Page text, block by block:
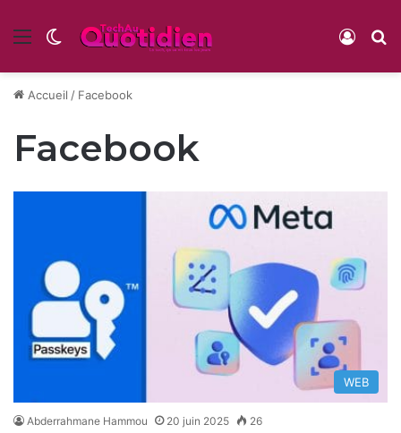
Menu Switch skin
Accueil / Facebook
Facebook
WEB
Abderrahmane Hammou 20 juin 2025 26